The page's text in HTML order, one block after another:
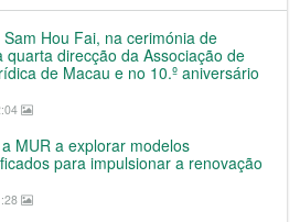
Hou Fai, na cerimónia de
quarta direcção da Associação de
de Macau e no 10.º aniversário
MUR a explorar modelos
para impulsionar a renovação